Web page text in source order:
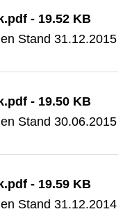
- 19.52 KB
Stand 31.12.2015
- 19.50 KB
Stand 30.06.2015
- 19.59 KB
Stand 31.12.2014